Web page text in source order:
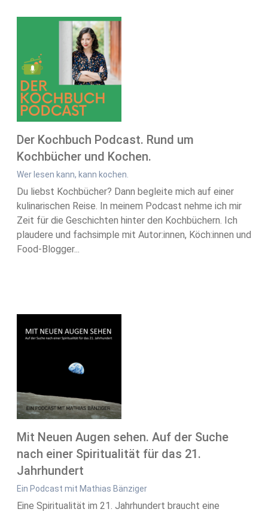
Der Kochbuch Podcast. Rund um
Kochbücher und Kochen.
Wer lesen kann, kann kochen.
Du liebst Kochbücher? Dann begleite mich auf einer
kulinarischen Reise. In meinem Podcast nehme ich mir
Zeit für die Geschichten hinter den Kochbüchern. Ich
plaudere und fachsimple mit Autor:innen, Köch:innen und
Food-Blogger...
Mit Neuen Augen sehen. Auf der Suche
nach einer Spiritualität für das 21.
Jahrhundert
Ein Podcast mit Mathias Bänziger
Eine Spiritualität im 21. Jahrhundert braucht eine